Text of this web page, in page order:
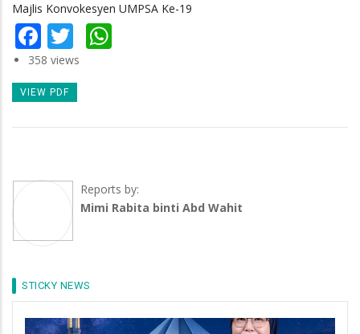
Majlis Konvokesyen UMPSA Ke-19
Facebook
Twitter
358 views
VIEW PDF
Reports by:
Mimi Rabita binti Abd Wahit
STICKY NEWS